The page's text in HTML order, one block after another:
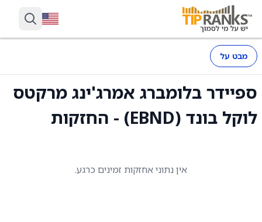
מבט על
ספיידר בלומברג אמרג'ינג מרקטס
לוקל בונד (EBND) - החזקות
אין נתוני אחזקות זמינים כרגע.